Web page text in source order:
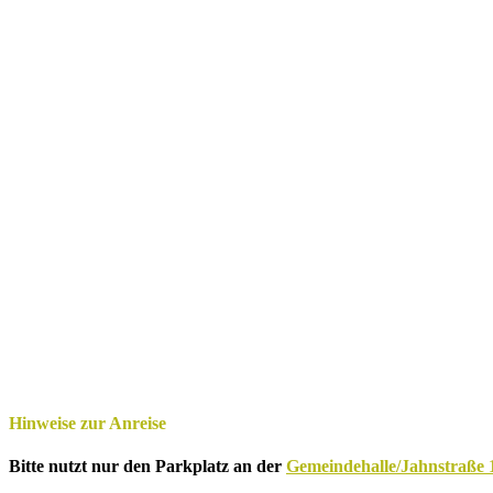
Hinweise zur Anreise
Bitte nutzt nur den Parkplatz an der Gemeindehalle/Jahnstraße